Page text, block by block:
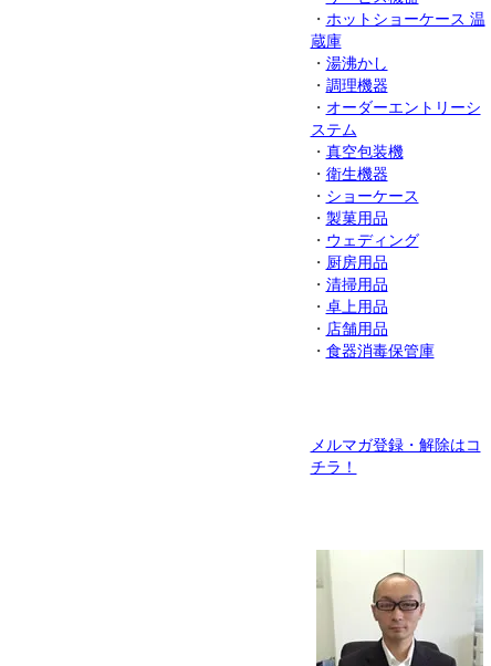
・ ホットショーケース 温
蔵庫
・ 湯沸かし
・ 調理機器
・ オーダーエントリーシ
ステム
・ 真空包装機
・ 衛生機器
・ ショーケース
・ 製菓用品
・ ウェディング
・ 厨房用品
・ 清掃用品
・ 卓上用品
・ 店舗用品
・ 食器消毒保管庫
メルマガ登録・解除はコ
チラ！